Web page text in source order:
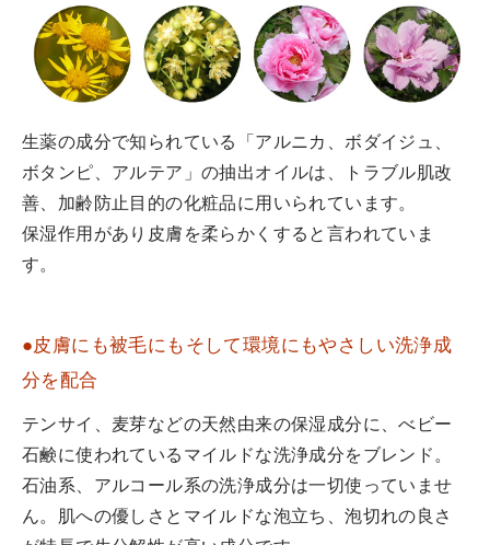
生薬の成分で知られている「アルニカ、ボダイジュ、
ボタンピ、アルテア」の抽出オイルは、トラブル肌改
善、加齢防止目的の化粧品に用いられています。
保湿作用があり皮膚を柔らかくすると言われていま
す。
●皮膚にも被毛にもそして環境にもやさしい洗浄成
分を配合
テンサイ、麦芽などの天然由来の保湿成分に、べビー
石鹸に使われているマイルドな洗浄成分をブレンド。
石油系、アルコール系の洗浄成分は一切使っていませ
ん。肌への優しさとマイルドな泡立ち、泡切れの良さ